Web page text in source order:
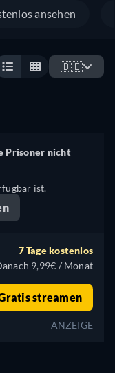
ansehen
🇩🇪
Prisoner nicht
ist.
7 Tage kostenlos
9,99€ / Monat
streamen
ANZEIGE